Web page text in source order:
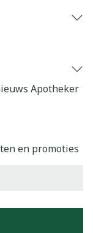
Apotheker
en promoties